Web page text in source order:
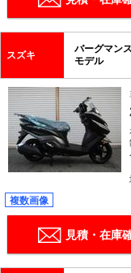
スズキ
バーグマン
モデル
複数画像
見積・在庫